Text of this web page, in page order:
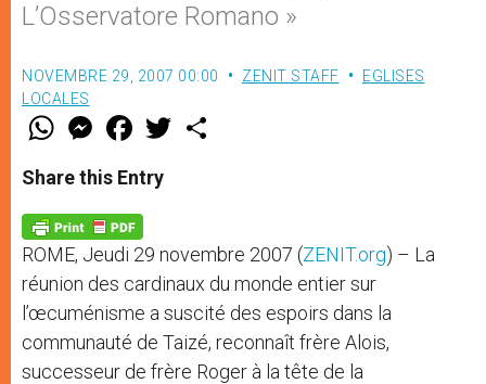
L’Osservatore Romano »
NOVEMBRE 29, 2007 00:00 ZENIT STAFF
EGLISES
LOCALES
W
t
s
p
p
M
e
s
e
g
e
r
F
a
e
b
o
k
w
Share this Entry
ROME, Jeudi 29 novembre 2007 (ZENIT.org) – La
réunion des cardinaux du monde entier sur
l’œcuménisme a suscité des espoirs dans la
communauté de Taizé, reconnaît frère Alois,
successeur de frère Roger à la tête de la